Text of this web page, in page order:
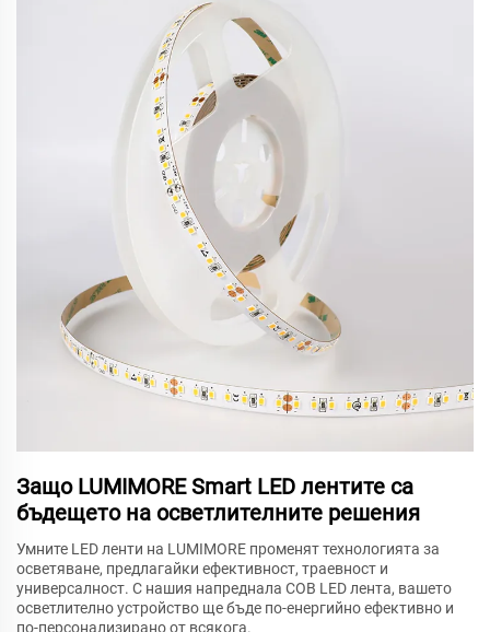
Защо LUMIMORE Smart LED лентите са
бъдещето на осветлителните решения
Умните LED ленти на LUMIMORE променят технологията за
осветяване, предлагайки ефективност, траевност и
универсалност. С нашия напреднала COB LED лента, вашето
осветлително устройство ще бъде по-енергийно ефективно и
по-персонализирано от всякога.